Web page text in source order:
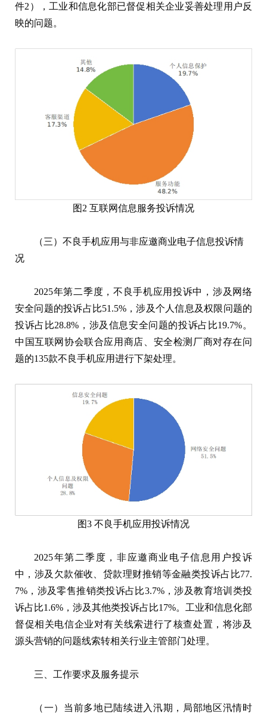
件2），工业和信息化部已督促相关企业妥善处理用户反
映的问题。
图2 互联网信息服务投诉情况
（三）不良手机应用与非应邀商业电子信息投诉情
况
2025年第二季度，不良手机应用投诉中，涉及网络
安全问题的投诉占比51.5%，涉及个人信息及权限问题的
投诉占比28.8%，涉及信息安全问题的投诉占比19.7%。
中国互联网协会联合应用商店、安全检测厂商对存在问
题的135款不良手机应用进行下架处理。
图3 不良手机应用投诉情况
2025年第二季度，非应邀商业电子信息用户投诉
中，涉及欠款催收、贷款理财推销等金融类投诉占比77.
7%，涉及零售推销类投诉占比3.7%，涉及教育培训类投
诉占比1.6%，涉及其他类投诉占比17%。工业和信息化部
督促相关电信企业对有关线索进行了核查处置，将涉及
源头营销的问题线索转相关行业主管部门处理。
三、工作要求及服务提示
（一）当前多地已陆续进入汛期，局部地区汛情时